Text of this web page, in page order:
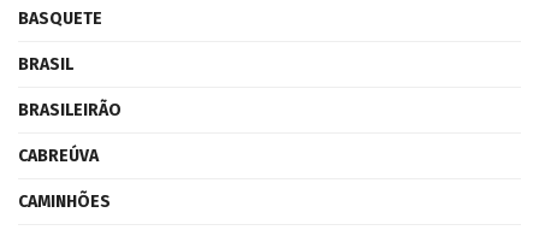
BASQUETE
BRASIL
BRASILEIRÃO
CABREÚVA
CAMINHÕES